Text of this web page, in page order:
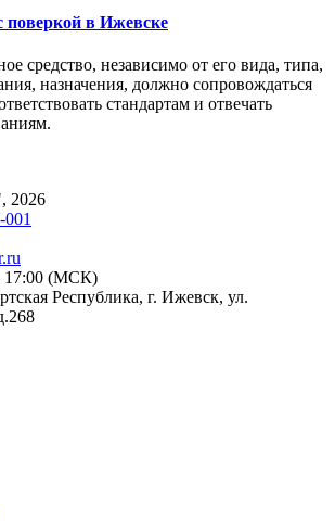
в Ижевске
средство, независимо от его вида, типа,
назначения, должно сопровождаться
стандартам и отвечать
, 2026
17:00 (МСК)
Республика, г. Ижевск, ул.